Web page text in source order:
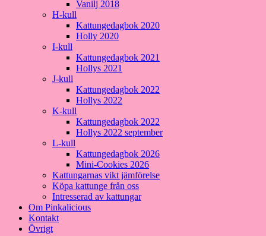
Vanilj 2018
H-kull
Kattungedagbok 2020
Holly 2020
I-kull
Kattungedagbok 2021
Hollys 2021
J-kull
Kattungedagbok 2022
Hollys 2022
K-kull
Kattungedagbok 2022
Hollys 2022 september
L-kull
Kattungedagbok 2026
Mini-Cookies 2026
Kattungarnas vikt jämförelse
Köpa kattunge från oss
Intresserad av kattungar
Om Pinkalicious
Kontakt
Övrigt